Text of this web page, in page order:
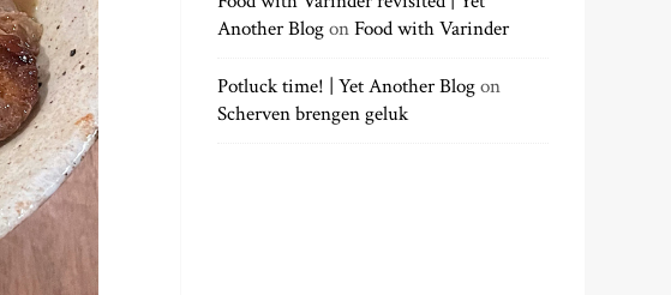
Another BlogonFood with Varinder
Potluck time! | Yet Another Blogon
Scherven brengen geluk